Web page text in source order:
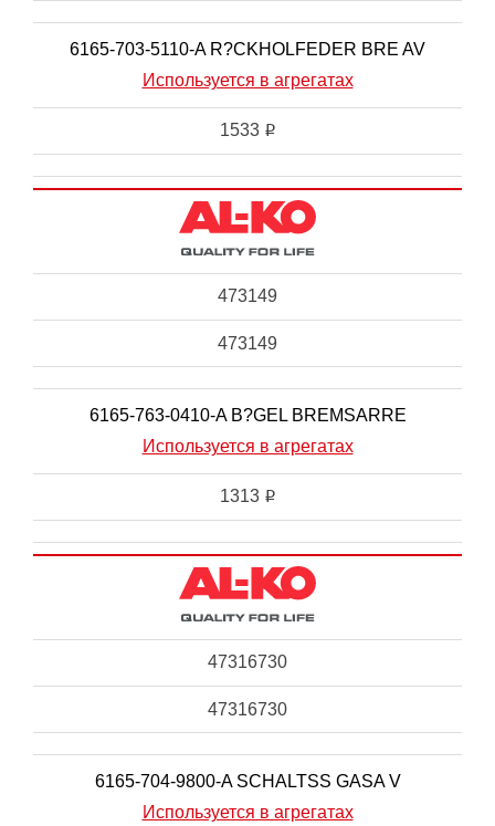
6165-703-5110-A R?CKHOLFEDER BRE AV
Используется в агрегатах
1533 i
473149
473149
6165-763-0410-A B?GEL BREMSARRE
Используется в агрегатах
1313 i
47316730
47316730
6165-704-9800-A SCHALTSS GASA V
Используется в агрегатах